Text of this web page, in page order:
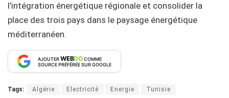
l’intégration énergétique régionale et consolider la
place des trois pays dans le paysage énergétique
méditerranéen.
AJOUTERWEBDOCOMME
SOURCE PRÉFÉRÉE SUR GOOGLE
Tags: Algérie Electricité Energie Tunisie